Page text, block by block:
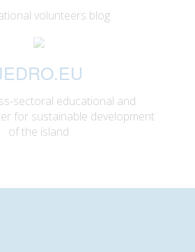
volunteers blog
sectoral educational and
for sustainable development
of the island